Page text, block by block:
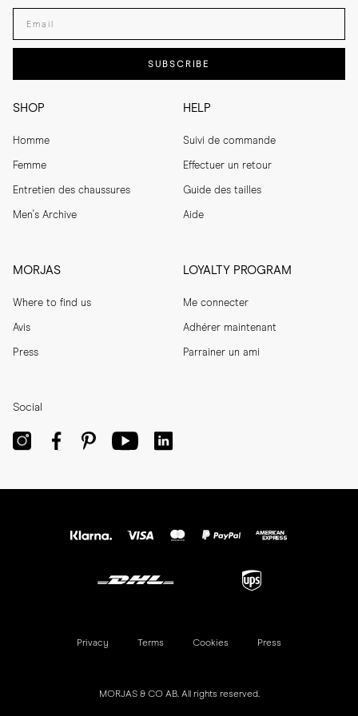
SHOP
Homme
Femme
Entretien des chaussures
Men's Archive
HELP
Suivi de commande
Effectuer un retour
Guide des tailles
Aide
MORJAS
Where to find us
Avis
Press
LOYALTY PROGRAM
Me connecter
Adhérer maintenant
Parrainer un ami
Enter your email adress
SUBSCRIBE
Social
MORJAS & CO AB. All rights reserved.
Privacy Terms Cookies Press